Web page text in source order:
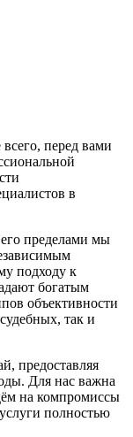
перед вами
в
пределами мы
подходу к
богатым
объективности
так и
предоставляя
Для нас важна
на компромиссы
полностью